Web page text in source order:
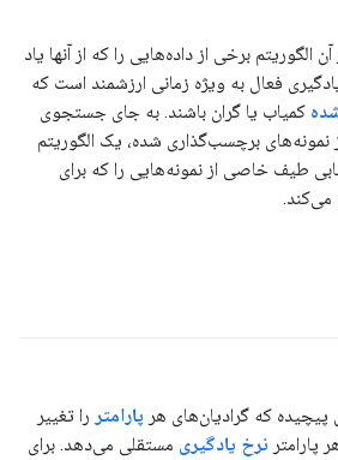
الگوریتم برخی از داده‌هایی را که از آنها یاد
فعال به ویژه زمانی ارزشمند است که
کمیاب یا گران باشند. به جای جستجوی
نمونه‌های برچسب‌گذاری شده، یک الگوریتم
طیف خاصی از نمونه‌هایی را که برای
می‌کند.
پیچیده که گرادیان‌های هر پارامتر را تغییر
نرخ یادگیری مستقلی می‌دهد. برای